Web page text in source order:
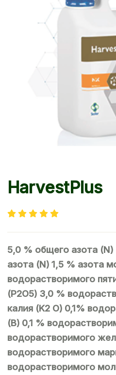
HarvestPlus
5,0 % общего азота (N)
азота (N) 1,5 % азота
водорастворимого
(P2O5) 3,0 %
калия (K2 O) 0,1%
(B) 0,1 %
водорастворимого
водорастворимого
водорастворимого